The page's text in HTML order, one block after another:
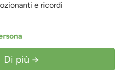
e ricordi
Di più →